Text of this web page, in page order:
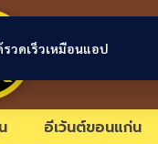
ขอนแก่นลิงก์
อีเว้นต์ขอนแก่น
วดเร็วเหมือนแอป